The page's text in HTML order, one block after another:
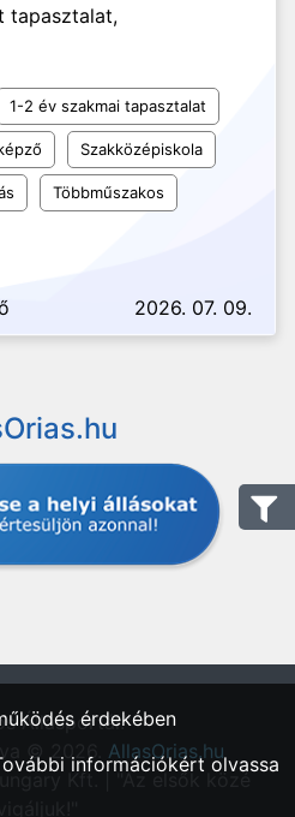
tapasztalat,
1-2 év szakmai tapasztalat
Szakközépiskola
Többműszakos
2026. 07. 09.
Állásportál."
© 2026. AllasOrias.hu
Kft. | "Az elsők közé
érdekében
információkért olvassa